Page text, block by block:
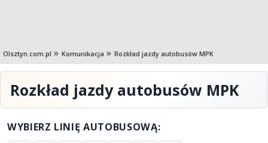
Olsztyn.com.pl Komunikacja Rozkład jazdy autobusów MPK
Rozkład jazdy autobusów MPK
WYBIERZ LINIĘ AUTOBUSOWĄ: